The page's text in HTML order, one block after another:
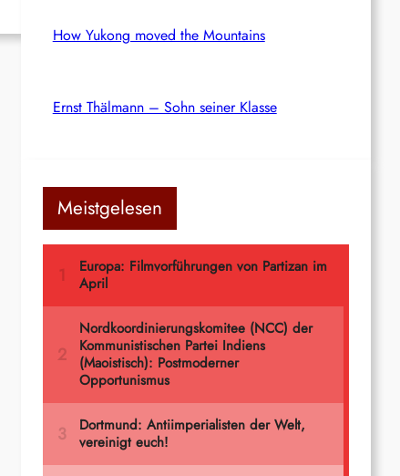
How Yukong moved the Mountains
Ernst Thälmann – Sohn seiner Klasse
Meistgelesen